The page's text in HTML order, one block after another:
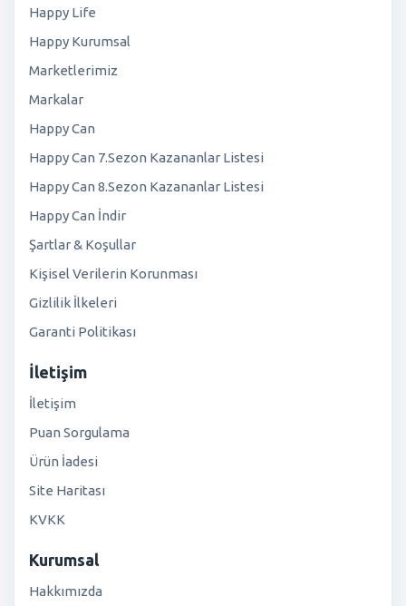
Happy Life
Happy Kurumsal
Marketlerimiz
Markalar
Happy Can
Happy Can 7.Sezon Kazananlar Listesi
Happy Can 8.Sezon Kazananlar Listesi
Happy Can İndir
Şartlar & Koşullar
Kişisel Verilerin Korunması
Gizlilik İlkeleri
Garanti Politikası
İletişim
İletişim
Puan Sorgulama
Ürün İadesi
Site Haritası
KVKK
Kurumsal
Hakkımızda